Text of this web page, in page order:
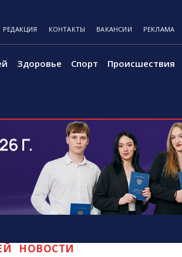
РЕДАКЦИЯ КОНТАКТЫ ВАКАНСИИ РЕКЛАМА
Здоровье Спорт Происшествия
НОВОСТИ